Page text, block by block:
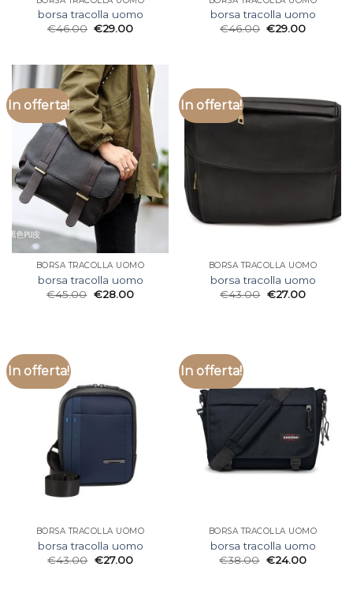
borsa tracolla uomo
€46.00 €29.00
borsa tracolla uomo
€46.00 €29.00
In offerta!
BORSA TRACOLLA UOMO
borsa tracolla uomo
€45.00 €28.00
In offerta!
BORSA TRACOLLA UOMO
borsa tracolla uomo
€43.00 €27.00
In offerta!
BORSA TRACOLLA UOMO
borsa tracolla uomo
€43.00 €27.00
In offerta!
BORSA TRACOLLA UOMO
borsa tracolla uomo
€38.00 €24.00